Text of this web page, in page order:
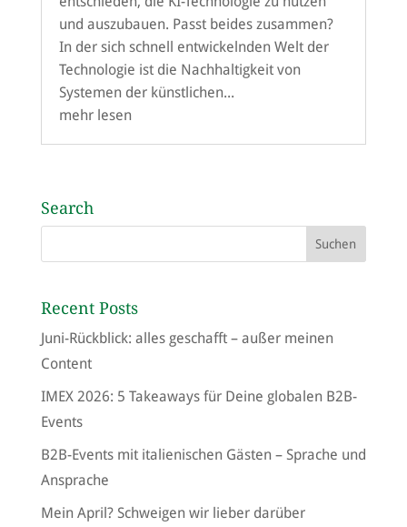
und auszubauen. Passt beides zusammen?
In der sich schnell entwickelnden Welt der
Technologie ist die Nachhaltigkeit von
Systemen der künstlichen...
mehr lesen
Search
Recent Posts
Juni-Rückblick: alles geschafft – außer meinen
Content
IMEX 2026: 5 Takeaways für Deine globalen B2B-
Events
B2B-Events mit italienischen Gästen – Sprache und
Ansprache
Mein April? Schweigen wir lieber darüber